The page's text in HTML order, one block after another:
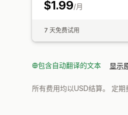
$1.99/月
7 天免费试用
包含自动翻译的文本 显示
所有费用均以USD结算。 定